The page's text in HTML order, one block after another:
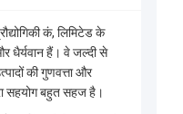
कं, लिमिटेड के
धैर्यवान हैं। वे जल्दी से
की गुणवत्ता और
सहयोग बहुत सहज है।